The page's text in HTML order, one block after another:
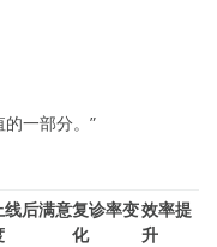
一部分。”
线后满意复诊率变
化
效率提
升